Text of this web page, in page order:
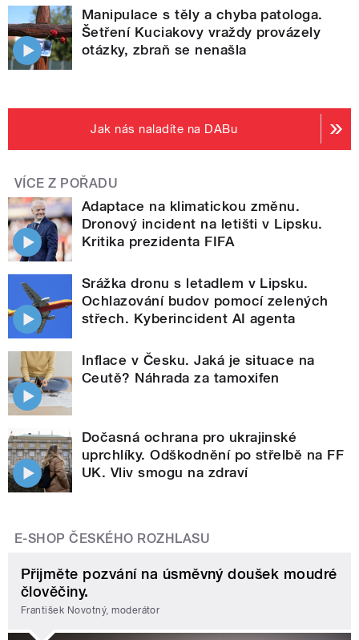
Manipulace s těly a chyba patologa.
Šetření Kuciakovy vraždy provázely
otázky, zbraň se nenašla
Jak nás naladíte na DABu
VÍCE Z POŘADU
Adaptace na klimatickou změnu.
Dronový incident na letišti v Lipsku.
Kritika prezidenta FIFA
Srážka dronu s letadlem v Lipsku.
Ochlazování budov pomocí zelených
střech. Kyberincident AI agenta
Inflace v Česku. Jaká je situace na
Ceutě? Náhrada za tamoxifen
Dočasná ochrana pro ukrajinské
uprchlíky. Odškodnění po střelbě na FF
UK. Vliv smogu na zdraví
E-SHOP ČESKÉHO ROZHLASU
Přijměte pozvání na úsměvný doušek moudré
člověčiny.
František Novotný, moderátor